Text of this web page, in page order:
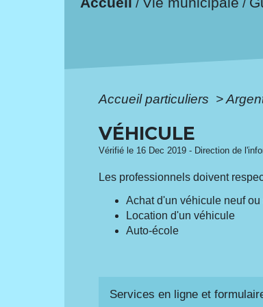
/ /
Accueil particuliers >
VÉHICULE
Vérifié le 16 Dec 2019 - Direction de
Les professionnels doivent
Achat d'un véhicule neuf
Location d'un véhicule
Auto-école
Services en ligne et